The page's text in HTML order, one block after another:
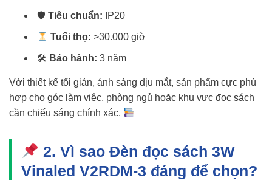
🛡 Tiêu chuẩn: IP20
Tuổi thọ: >30.000 giờ
🛠 Bảo hành: 3 năm
Với thiết kế tối giản, ánh sáng dịu mắt, sản phẩm cực phù
hợp cho góc làm việc, phòng ngủ hoặc khu vực đọc sách
cần chiếu sáng chính xác.
2. Vì sao Đèn đọc sách 3W
Vinaled V2RDM-3 đáng để chọn?